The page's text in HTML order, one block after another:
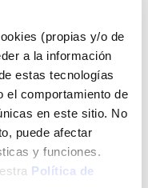
(propias y/o de
a la información
estas tecnologías
el comportamiento de
en este sitio. No
puede afectar
y funciones.
Política de
Envío a domicilio:
5 días hábiles
+ INFO